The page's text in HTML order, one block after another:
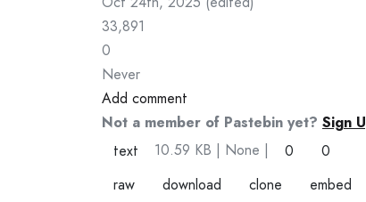
33,891
0
Never
Add comment
Not a member of Pastebin yet? Sign
text
10.59 KB | None | 0
0
raw
download clone embed